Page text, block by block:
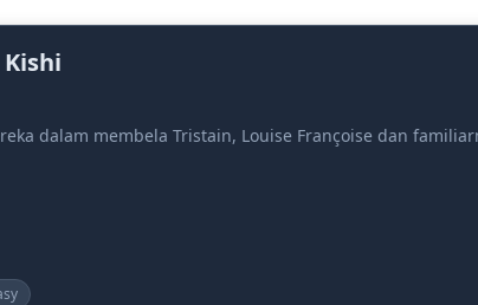
dalam membela Tristain, Louise Françoise dan